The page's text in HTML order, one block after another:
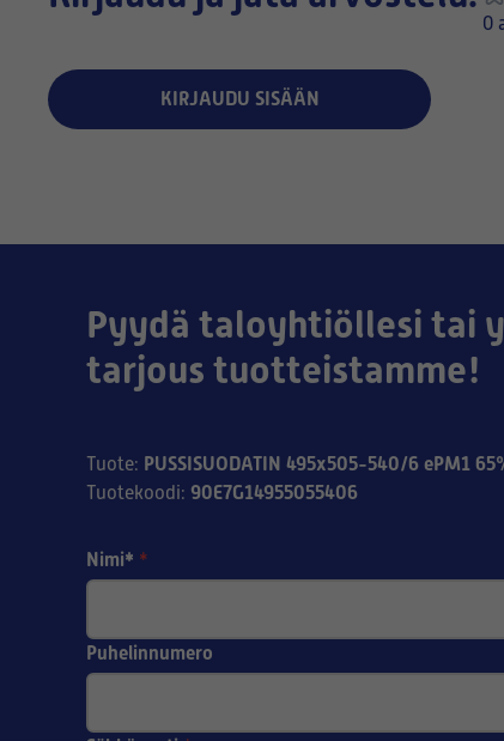
0
KIRJAUDU SISÄÄN
Pyydä taloyhtiöllesi tai
tarjous tuotteistamme!
Tuote: PUSSISUODATIN 495x505-540/6 ePM1
Tuotekoodi: 90E7G14955055406
Nimi* *
Puhelinnumero